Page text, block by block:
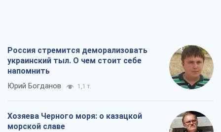
Россия стремится деморализовать
украинский тыл. О чем стоит себе
напомнить
Юрий Богданов 1,1 т.
Хозяева Черного моря: о казацкой
морской славе